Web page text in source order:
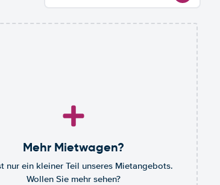
Mehr Mietwagen?
nur ein kleiner Teil unseres Mietangebots.
Wollen Sie mehr sehen?